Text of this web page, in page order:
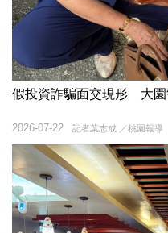
假投資詐騙面交現形 大園
記者葉志成 ／桃園報導
2026-07-22